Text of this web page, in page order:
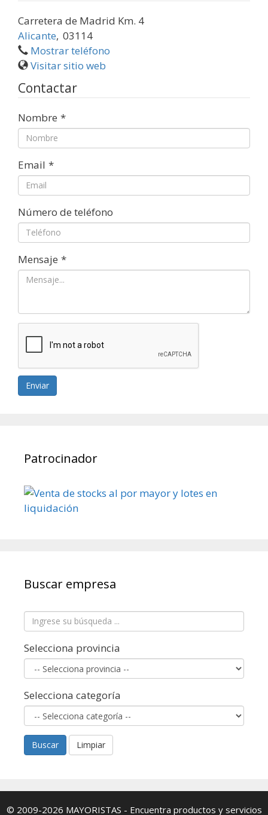
Carretera de Madrid Km. 4
Alicante, 03114
Mostrar teléfono
Visitar sitio web
Contactar
Nombre *
Email *
Número de teléfono
Mensaje *
Enviar
Patrocinador
Buscar empresa
Selecciona provincia
Selecciona categoría
Buscar Limpiar
© 2009-2026 MAYORISTAS - Encuentra productos y servicios